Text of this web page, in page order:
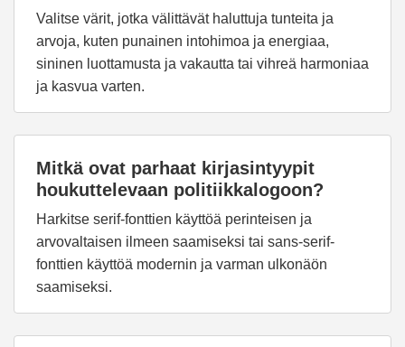
Valitse värit, jotka välittävät haluttuja tunteita ja
arvoja, kuten punainen intohimoa ja energiaa,
sininen luottamusta ja vakautta tai vihreä harmoniaa
ja kasvua varten.
Mitkä ovat parhaat kirjasintyypit
houkuttelevaan politiikkalogoon?
Harkitse serif-fonttien käyttöä perinteisen ja
arvovaltaisen ilmeen saamiseksi tai sans-serif-
fonttien käyttöä modernin ja varman ulkonäön
saamiseksi.